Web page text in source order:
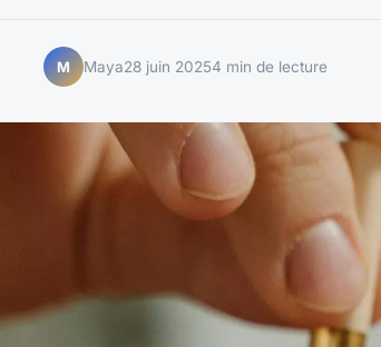
M Maya28 juin 20254 min de lecture